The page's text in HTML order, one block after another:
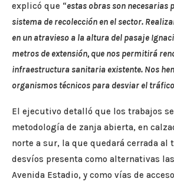
explicó que “estas obras son necesarias
sistema de recolección en el sector.
en un atravieso a la altura del pasaje
metros de extensión, que nos permitirá
infraestructura sanitaria existente. Nos
organismos técnicos para desviar el
El ejecutivo detalló que los trabajos
metodología de zanja abierta, en
norte a sur, la que quedará cerrada al
desvíos presenta como alternativas
Avenida Estadio, y como vías de